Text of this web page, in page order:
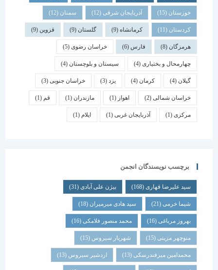
خوزستان(15) آذربایجان شرقی (12) سمنان(12)
کردستان(11) کرمانشاه(9) گلستان(9) قزوین(9)
هرمزگان(8) فارس (6) خراسان رضوی(5)
چهارمحال و بختیاری(4) سیستان و بلوچستان(4)
گیلان(4) کرمان(4)
(3) خراسان جنوبی(3)
خراسان شمالی(2) اهواز(1) مازندران(1)
(1)
مرکزی(1) آذربایجان غربی(1) ایلام(1)
برچسب نویسندگان انجمن
سید علیرضا قهاری(168) بیژن علی آبادی(31)
شیما خرمی (21) سید هادی میرمیران(18)
بهروز مرباغی(16) محمد منصور فلامکی(16)
منوچهر مزینی(15) شهریار سیروس(15)
محمدامین میرفندرسکی(13) اردشیر سیروس(13)